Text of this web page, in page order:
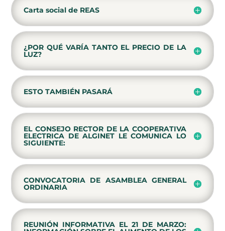
Carta social de REAS
¿POR QUÉ VARÍA TANTO EL PRECIO DE LA
LUZ?
ESTO TAMBIÉN PASARÁ
EL CONSEJO RECTOR DE LA COOPERATIVA
ELECTRICA DE ALGINET LE COMUNICA LO
SIGUIENTE:
CONVOCATORIA DE ASAMBLEA GENERAL
ORDINARIA
REUNIÓN INFORMATIVA EL 21 DE MARZO: